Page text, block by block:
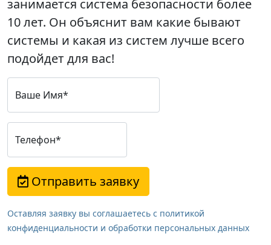
занимается система безопасности более
10 лет. Он объяснит вам какие бывают
системы и какая из систем лучше всего
подойдет для вас!
Ваше Имя*
Телефон*
Отправить заявку
Оставляя заявку вы соглашаетесь с политикой
конфиденциальности и обработки персональных данных